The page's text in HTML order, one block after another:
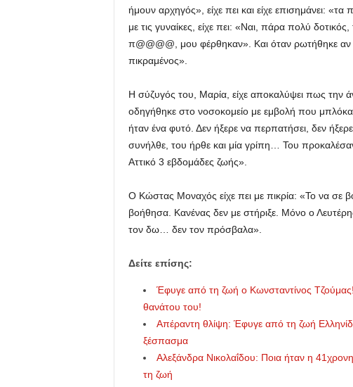
ήμουν αρχηγός», είχε πει και είχε επισημάνει:
με τις γυναίκες, είχε πει: «Ναι, πάρα πολύ
π@@@@, μου φέρθηκαν». Και όταν ρωτήθηκε αν
πικραμένος».
Η σύζυγός του, Μαρία, είχε αποκαλύψει πως την
οδηγήθηκε στο νοσοκομείο με εμβολή που
ήταν ένα φυτό. Δεν ήξερε να περπατήσει, δεν
συνήλθε, του ήρθε και μία γρίπη… Του
Αττικό 3 εβδομάδες ζωής».
Ο Κώστας Μοναχός είχε πει με πικρία: «Το να σε
βοήθησα. Κανένας δεν με στήριξε. Μόνο ο
τον δω… δεν τον πρόσβαλα».
Δείτε επίσης:
Έφυγε από τη ζωή ο Κωνσταντίνος Τζούμας!
θανάτου του!
Απέραντη θλίψη: Έφυγε από τη ζωή
ξέσπασμα
Αλεξάνδρα Νικολαΐδου: Ποια ήταν η
τη ζωή